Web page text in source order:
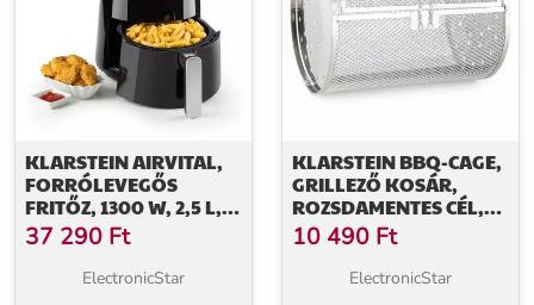
KLARSTEIN AIRVITAL,
FORRÓLEVEGŐS
FRITŐZ, 1300 W, 2,5 L,
CERAPLUS
TAPADÁSMENTES
FELÜLET,
37 290 Ft
ElectronicStar
KLARSTEIN BBQ-CAGE,
GRILLEZŐ KOSÁR,
ROZSDAMENTES CÉL,
KIEGÉSZÍTŐ,
PÓTDARAB
10 490 Ft
ElectronicStar